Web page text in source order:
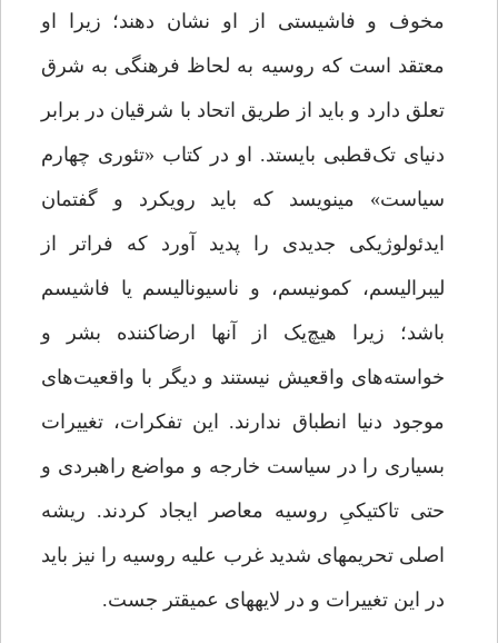
مخوف و فاشیستی از او نشان دهند؛ زیرا او
معتقد است که روسیه به لحاظ فرهنگی به شرق
تعلق دارد و باید از طریق اتحاد با شرقیان در برابر
دنیای تک‌قطبی بایستد. او در کتاب «تئوری چهارم
سیاست» می­نویسد که باید رویکرد و گفتمان
ایدئولوژیکی جدیدی را پدید آورد که فراتر از
لیبرالیسم، کمونیسم، و ناسیونالیسم یا فاشیسم
باشد؛ زیرا هیچ‌یک از آنها ارضاکننده بشر و
خواسته‌های واقعیش نیستند و دیگر با واقعیت‌های
موجود دنیا انطباق ندارند. ‌این تفکرات، تغییرات
بسیاری را در سیاست خارجه و مواضع راهبردی و
حتی تاکتیکیِ روسیه معاصر ایجاد کردند. ریشه
اصلی تحریم­های شدید غرب علیه روسیه را نیز باید
در این تغییرات و در لایه­های عمیق­تر جست.